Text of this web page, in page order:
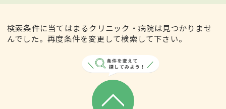
検索条件に当てはまるクリニック・病院は見つかりませ
んでした。再度条件を変更して検索して下さい。